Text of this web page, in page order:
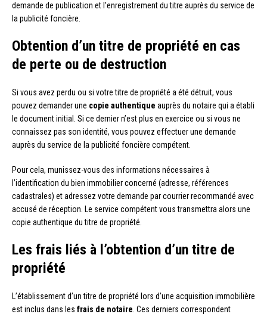
demande de publication et l’enregistrement du titre auprès du service de
la publicité foncière.
Obtention d’un titre de propriété en cas
de perte ou de destruction
Si vous avez perdu ou si votre titre de propriété a été détruit, vous
pouvez demander une copie authentique auprès du notaire qui a établi
le document initial. Si ce dernier n’est plus en exercice ou si vous ne
connaissez pas son identité, vous pouvez effectuer une demande
auprès du service de la publicité foncière compétent.
Pour cela, munissez-vous des informations nécessaires à
l’identification du bien immobilier concerné (adresse, références
cadastrales) et adressez votre demande par courrier recommandé avec
accusé de réception. Le service compétent vous transmettra alors une
copie authentique du titre de propriété.
Les frais liés à l’obtention d’un titre de
propriété
L’établissement d’un titre de propriété lors d’une acquisition immobilière
est inclus dans les frais de notaire. Ces derniers correspondent